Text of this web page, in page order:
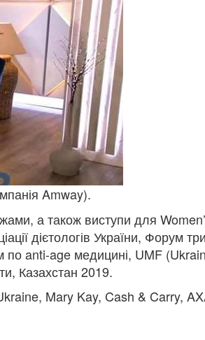
Amway).
а також виступи для
дієтологів України, Форум
по anti-age медицині, UMF
Казахстан 2019.
Mary Kay, Cash & Carry,